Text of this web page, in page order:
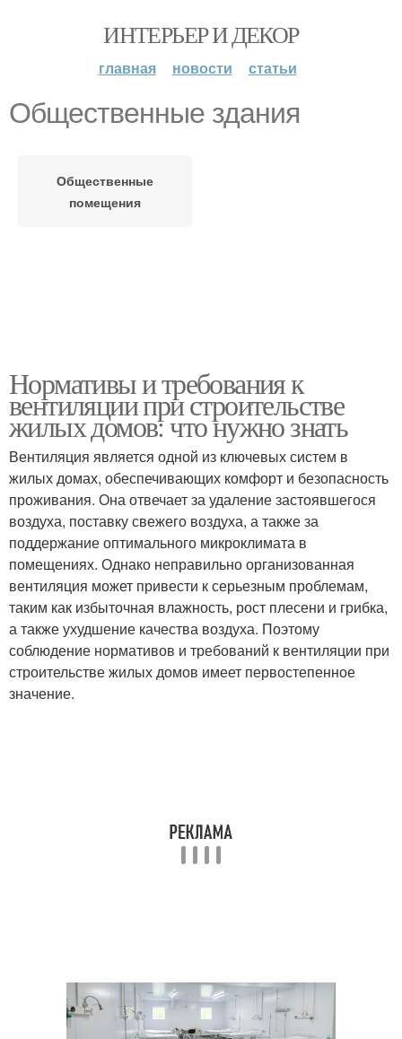
ИНТЕРЬЕР И ДЕКОР
главная новости статьи
Общественные здания
Общественные
помещения
Нормативы и требования к
вентиляции при строительстве
жилых домов: что нужно знать
Вентиляция является одной из ключевых систем в
жилых домах, обеспечивающих комфорт и безопасность
проживания. Она отвечает за удаление застоявшегося
воздуха, поставку свежего воздуха, а также за
поддержание оптимального микроклимата в
помещениях. Однако неправильно организованная
вентиляция может привести к серьезным проблемам,
таким как избыточная влажность, рост плесени и грибка,
а также ухудшение качества воздуха. Поэтому
соблюдение нормативов и требований к вентиляции при
строительстве жилых домов имеет первостепенное
значение.